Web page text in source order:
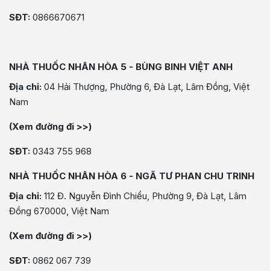
SĐT: 0866670671
NHÀ THUỐC NHÂN HÒA 5 - BÙNG BINH VIỆT ANH
Địa chỉ: 04 Hải Thượng, Phường 6, Đà Lạt, Lâm Đồng, Việt
Nam
(Xem đường đi >>)
SĐT: 0343 755 968
NHÀ THUỐC NHÂN HÒA 6 - NGÃ TƯ PHAN CHU TRINH
Địa chỉ: 112 Đ. Nguyễn Đình Chiểu, Phường 9, Đà Lạt, Lâm
Đồng 670000, Việt Nam
(Xem đường đi >>)
SĐT: 0862 067 739